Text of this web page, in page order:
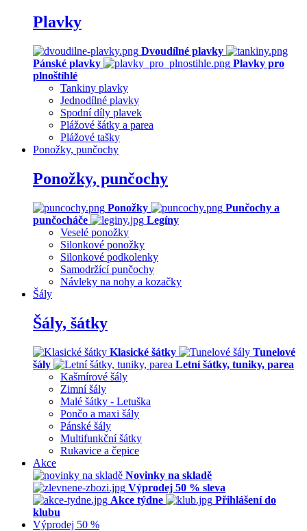
Plavky
Dvoudílné plavky
Pánské plavky
Plavky pro
plnoštíhlé
Tankiny plavky
Jednodílné plavky
Spodní díly plavek
Plážové šátky a parea
Plážové tašky
Ponožky, punčochy
Ponožky, punčochy
Ponožky
Punčochy a
punčocháče
Legíny
Veselé ponožky
Silonkové ponožky
Silonkové podkolenky
Samodržící punčochy
Návleky na nohy a kozačky
Šály
Šály, šátky
Klasické šátky
Tunelové
šály
Letní šátky, tuniky, parea
Kašmírové šály
Zimní šály
Malé šátky - Letuška
Pončo a maxi šály
Pánské šály
Multifunkční šátky
Rukavice a čepice
Akce
Novinky na skladě
Výprodej 50 % sleva
Akce týdne
Přihlášení do
klubu
Výprodej 50 %